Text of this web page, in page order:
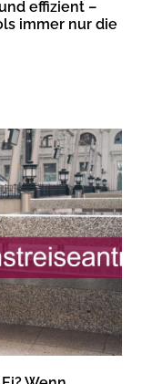
effizient –
immer nur die